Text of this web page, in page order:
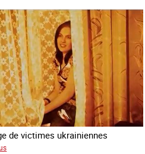
de victimes ukrainiennes